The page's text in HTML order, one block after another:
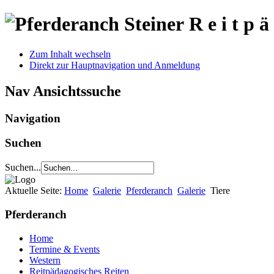
R e i t p
Zum Inhalt wechseln
Direkt zur Hauptnavigation und Anmeldung
Nav Ansichtssuche
Navigation
Suchen
Suchen...
Aktuelle Seite: Home Galerie Pferderanch Galerie Tiere
Pferderanch
Home
Termine & Events
Western
Reitpädagogisches Reiten